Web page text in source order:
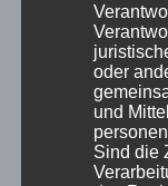
Person durch
Rechte Dritter
Die Speicherung
erfolgt daher im
Verarbeitung
einer
könnte. Es
oder
und
Sind die